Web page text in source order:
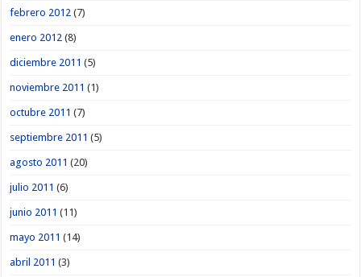
febrero 2012 (7)
enero 2012 (8)
diciembre 2011 (5)
noviembre 2011 (1)
octubre 2011 (7)
septiembre 2011 (5)
agosto 2011 (20)
julio 2011 (6)
junio 2011 (11)
mayo 2011 (14)
abril 2011 (3)